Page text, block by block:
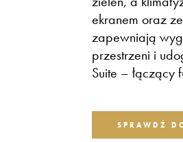
ekranem oraz
zapewniają
przestrzeni i
Suite – łączący
SPRAWDŹ